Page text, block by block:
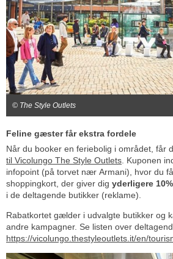
© The Style Outlets
Feline gæster får ekstra fordele
Når du booker en feriebolig i området, får
til Vicolungo The Style Outlets . Kuponen
infopoint (på torvet nær Armani), hvor du
shoppingkort, der giver dig yderligere
i de deltagende butikker (reklame).
Rabatkortet gælder i udvalgte butikker og
andre kampagner. Se listen over
https://vicolungo.thestyleoutlets.it/en/